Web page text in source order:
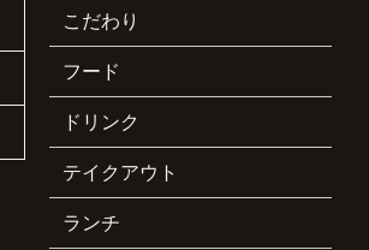
こだわり
フード
ドリンク
テイクアウト
ランチ